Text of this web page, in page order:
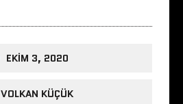
EKIM 3, 2020
VOLKAN KÜÇÜK